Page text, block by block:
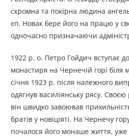
скромна та покірна людина
єп. Новак бере його на працю у
одночасно призначаючи
1922 р. o. Петро Гойдич вступає
монастиря на Чернечій горі біля
січня 1923 р. після належного
одягнув василіянську рясу.
він швидко завоював
братів у новіціяті. На Чернечу
почалося його монаше життя, уже